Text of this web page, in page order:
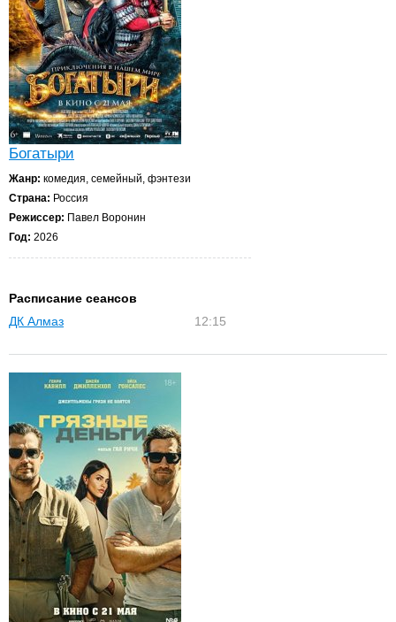
Богатыри
Жанр: комедия, семейный, фэнтези
Страна: Россия
Режиссер: Павел Воронин
Год: 2026
Расписание сеансов
ДК Алмаз
12:15